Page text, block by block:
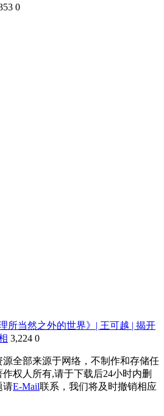
0
所当然之外的世界》| 王可越 | 揭开
3,224 0
全部来源于网络，不制作和存储任
权人所有,请于下载后24小时内删
请E-Mail联系，我们将及时撤销相应